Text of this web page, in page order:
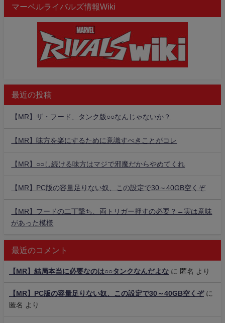
マーベルライバルズ情報Wiki
最近の投稿
【MR】ザ・フード、タンク版○○なんじゃないか？
【MR】味方を楽にするために意識すべきことがコレ
【MR】○○し続ける味方はマジで邪魔だからやめてくれ
【MR】PC版の容量足りない奴、この設定で30～40GB空くぞ
【MR】フードの二丁撃ち、両トリガー押すの必要？←実は意味
があった模様
最近のコメント
【MR】結局本当に必要なのは○○タンクなんだよな に 匿名 より
【MR】PC版の容量足りない奴、この設定で30～40GB空くぞに
匿名 より